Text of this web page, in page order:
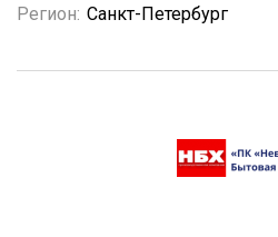
Регион: Санкт-Петербург